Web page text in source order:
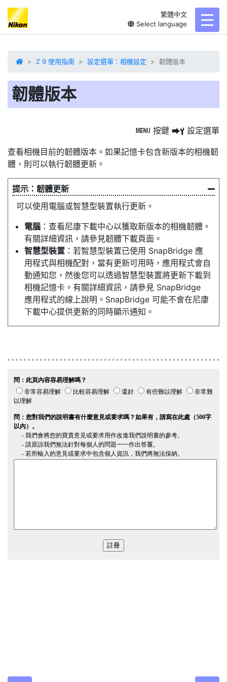
繁體中文
Select language
Z 9 使用指南 設定選單：相機設定 韌體版本
韌體版本
G 按鍵 UB 設定選單
查看相機目前的韌體版本 。如果記憶卡包含新版本的相機韌
體，則可以執行韌體更新。
韌體更新
可以使用電腦或智慧型裝置執行更新。
電腦 ：查看尼康下載中心以獲取新版本的相機韌體。
有關詳細資訊，請參見韌體下載頁面。
智慧型裝置 ：若智慧型裝置已使用 SnapBridge 應
用程式與相機配對，當有更新可用時，應用程式會自
動通知您，然後您可以透過智慧型裝置將更新下載到
相機記憶卡。有關詳細資訊，請參見 SnapBridge
應用程式的線上說明。SnapBridge 可能不會在尼康
下載中心提供更新的同時顯示通知。